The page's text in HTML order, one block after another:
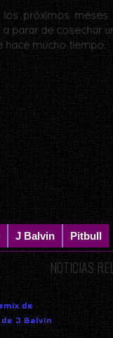
próximos
parar de cosechar
hace mucho tiempo.
J Balvin Pitbull
NOTICIAS
de
J Balvin